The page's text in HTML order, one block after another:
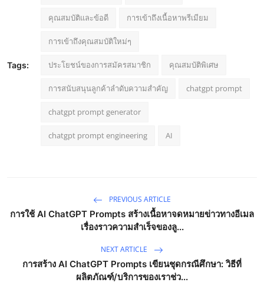
Tags:
คุณสมบัติและข้อดี การเข้าถึงเนื้อหาพรีเมียม
การเข้าถึงคุณสมบัติใหม่ๆ
ประโยชน์ของการสมัครสมาชิก คุณสมบัติพิเศษ
การสนับสนุนลูกค้าลำดับความสำคัญ chatgpt prompt
chatgpt prompt generator
chatgpt prompt engineering AI
PREVIOUS ARTICLE
การใช้ AI ChatGPT Prompts สร้างเนื้อหาจดหมายข่าวทางอีเมล
เรื่องราวความสำเร็จของลู...
NEXT ARTICLE
การสร้าง AI ChatGPT Prompts เขียนชุดกรณีศึกษา: วิธีที่
ผลิตภัณฑ์/บริการของเราช่ว...